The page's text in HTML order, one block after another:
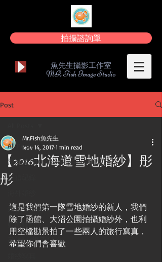
拍攝諮詢單
魚先生攝影工作室
MR Fish Image Studio
Post
All Posts
海外婚紗[Overseas prewedding]
婚禮紀錄
婚禮大小事
動態錄影
孕媽咪/親子/人像
【2016北海道雪地婚紗】彤
彤
Mr.Fish魚先生
Nov 14, 2017 1 min read
這是我們第一隊雪地婚紗的新人，我們
除了函館、大沼公園拍攝婚紗外，也利
用空檔勘景拍了一些兩人的旅行寫真，
希望你們會喜歡